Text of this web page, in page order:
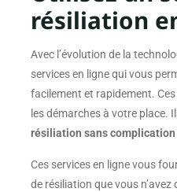
résiliation
Avec l’évolution de la
services en ligne qui vous
facilement et rapidement.
les démarches à votre place.
résiliation sans complication
Ces services en ligne vous
de résiliation que vous n’avez